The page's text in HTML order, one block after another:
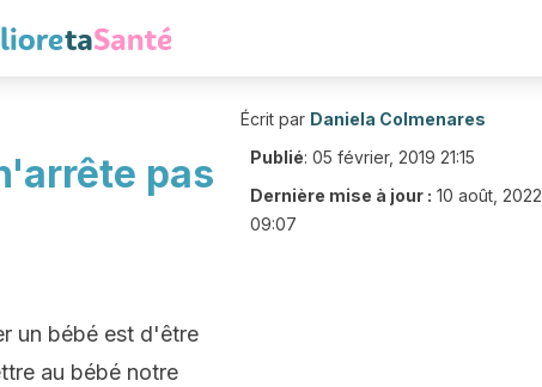
pas
un bébé est d'être
au bébé notre
Écrit par Daniela Colmenares
Publié: 05 février, 2019 21:15
Dernière mise à jour : 10 août, 2022
09:07